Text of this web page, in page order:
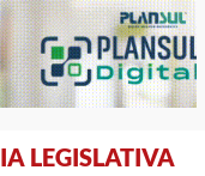
LEGISLATIVA